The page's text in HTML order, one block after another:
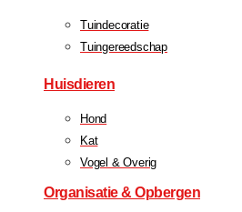
Tuindecoratie
Tuingereedschap
Huisdieren
Hond
Kat
Vogel & Overig
Organisatie & Opbergen